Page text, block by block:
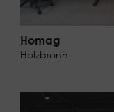
Homag
Holzbronn